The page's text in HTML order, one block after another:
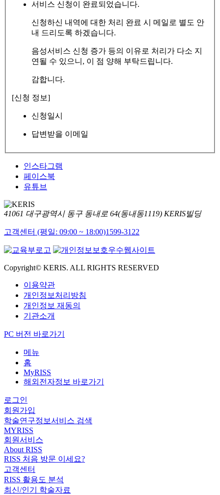
서비스 신청이 완료되었습니다.
신청하신 내역에 대한 처리 완료 시 메일로 별도 안
내 드리도록 하겠습니다.
음성서비스 신청 증가 등의 이유로 처리가 다소 지
연될 수 있으니, 이 점 양해 부탁드립니다.
감합니다.
[신청 정보]
신청일시
답변받을 이메일
인스타그램
페이스북
유튜브
41061 대구광역시 동구 동내로 64(동내동1119) KERIS빌딩
고객센터 (평일: 09:00 ~ 18:00)1599-3122
Copyright© KERIS. ALL RIGHTS RESERVED
이용약관
개인정보처리방침
개인정보 재동의
기관소개
PC 버전 바로가기
메뉴
홈
MyRISS
해외전자정보 바로가기
로그인
회원가입
학술연구정보서비스 검색
MYRISS
회원서비스
About RISS
RISS 처음 방문 이세요?
고객센터
RISS 활용도 분석
최신/인기 학술자료